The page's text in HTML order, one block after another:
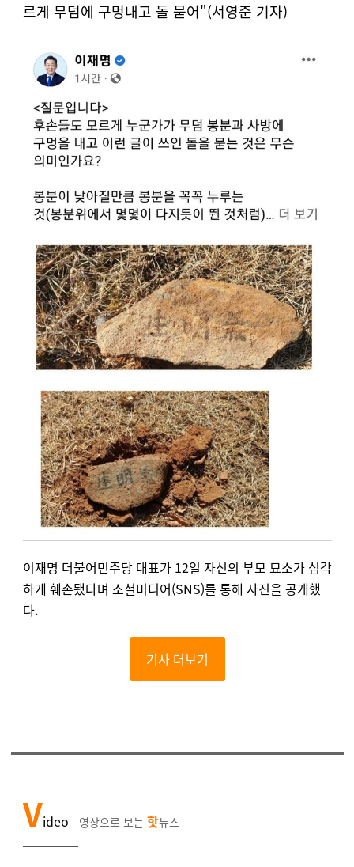
르게 무덤에 구멍내고 돌 묻어"(서영준 기자)
이재명 더불어민주당 대표가 12일 자신의 부모 묘소가 심각
하게 훼손됐다며 소셜미디어(SNS)를 통해 사진을 공개했
다.
기사 더보기
Video 영상으로 보는 핫뉴스
￣￣￣￣￣